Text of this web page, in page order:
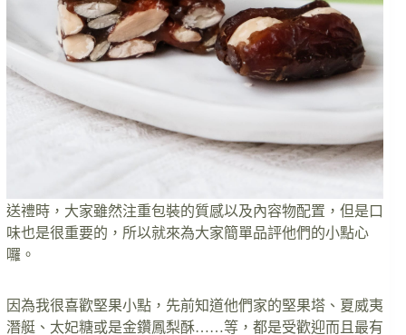
送禮時，大家雖然注重包裝的質感以及內容物配置，但是口
味也是很重要的，所以就來為大家簡單品評他們的小點心
囉。
因為我很喜歡堅果小點，先前知道他們家的堅果塔、夏威夷
潛艇、太妃糖或是金鑽鳳梨酥……等，都是受歡迎而且最有